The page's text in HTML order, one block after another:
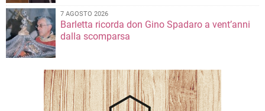
7 AGOSTO 2026
Barletta ricorda don Gino Spadaro a vent’anni
dalla scomparsa